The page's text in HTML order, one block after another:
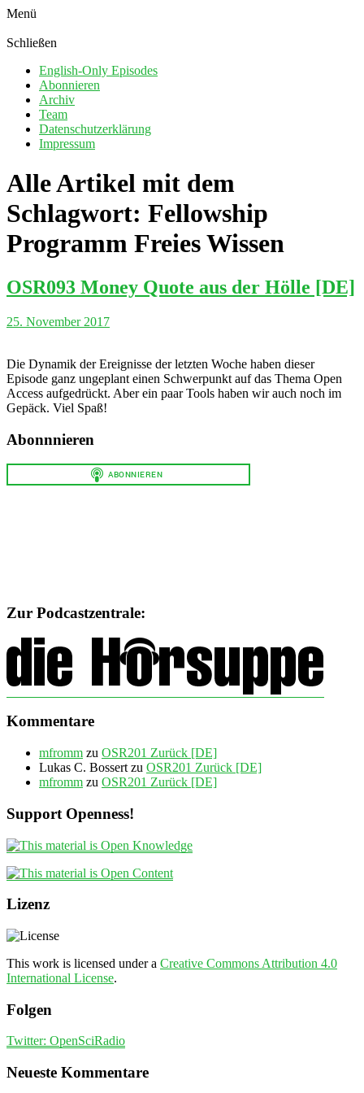
Menü
Schließen
English-Only Episodes
Abonnieren
Archiv
Team
Datenschutzerklärung
Impressum
Alle Artikel mit dem
Schlagwort: Fellowship
Programm Freies Wissen
OSR093 Money Quote aus der Hölle [DE]
25. November 2017
Die Dynamik der Ereignisse der letzten Woche haben dieser
Episode ganz ungeplant einen Schwerpunkt auf das Thema Open
Access aufgedrückt. Aber ein paar Tools haben wir auch noch im
Gepäck. Viel Spaß!
Abonnnieren
Zur Podcastzentrale:
Kommentare
mfromm zu OSR201 Zurück [DE]
Lukas C. Bossert zu OSR201 Zurück [DE]
mfromm zu OSR201 Zurück [DE]
Support Openness!
Lizenz
This work is licensed under a Creative Commons Attribution 4.0
International License.
Folgen
Twitter: OpenSciRadio
Neueste Kommentare